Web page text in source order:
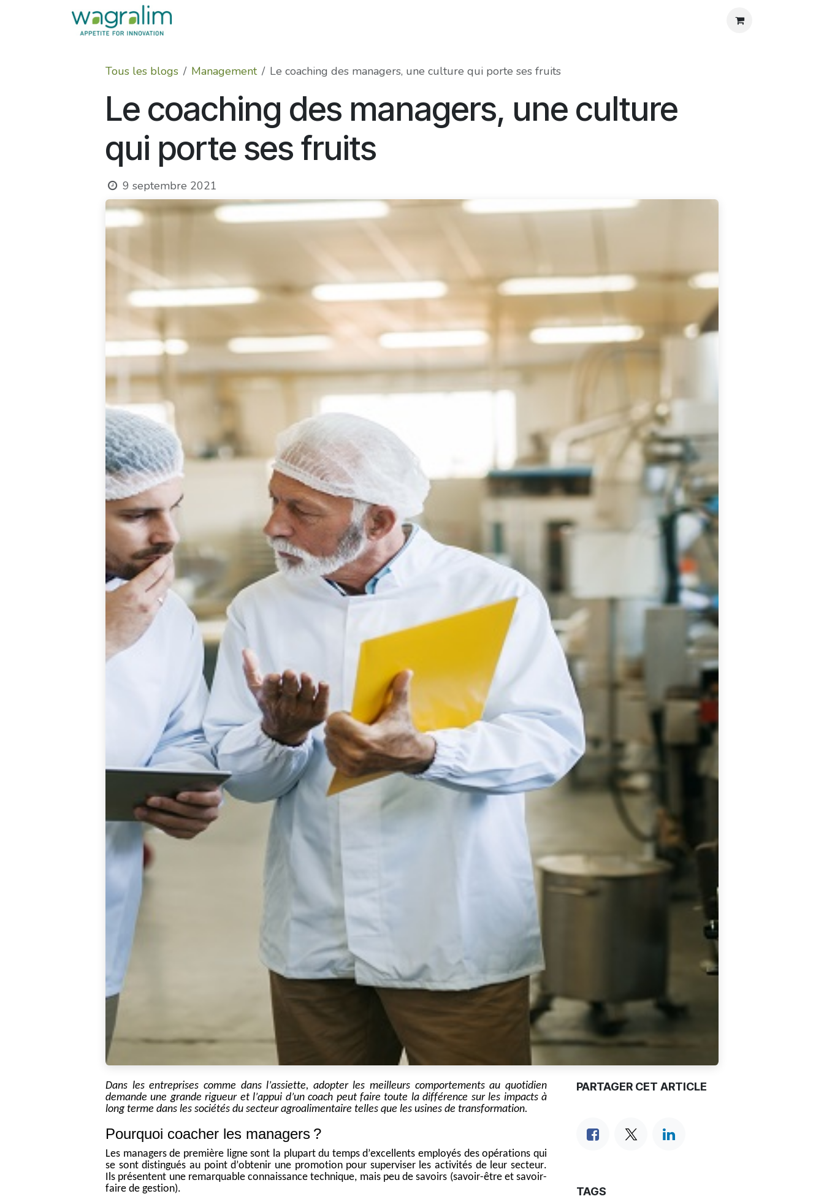
Tous les blogs Management Le coaching des managers, une culture qui porte ses fruits
Le coaching des managers, une culture
qui porte ses fruits
9 septembre 2021
Dans les entreprises comme dans l’assiette, adopter les meilleurs comportements au quotidien
demande une grande rigueur et l’appui d’un coach peut faire toute la différence sur les impacts à
long terme dans les sociétés du secteur agroalimentaire telles que les usines de transformation.
Pourquoi coacher les managers ?
Les managers de première ligne sont la plupart du tempsd’excellents employés des opérations qui
se sontdistingués au point d’obtenir une promotion pour superviser les activités de leur secteur.
Ils présentent une remarquable connaissance technique, mais peu de savoirs (savoir-être et savoir-
faire de gestion).
PARTAGER CET ARTICLE
TAGS